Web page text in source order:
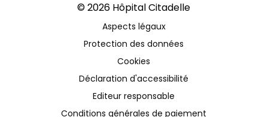
© 2026 Hôpital Citadelle
Aspects légaux
Protection des données
Cookies
Déclaration d'accessibilité
Editeur responsable